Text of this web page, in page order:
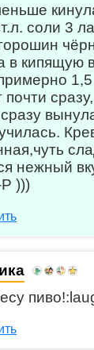
соли 3
в кипящую
почти
нежный
Р )))